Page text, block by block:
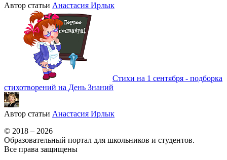
Автор статьи Анастасия Ирлык
Стихи на 1 сентября - подборка
стихотворений на День Знаний
Автор статьи Анастасия Ирлык
© 2018 – 2026
Образовательный портал для школьников и студентов.
Все права защищены